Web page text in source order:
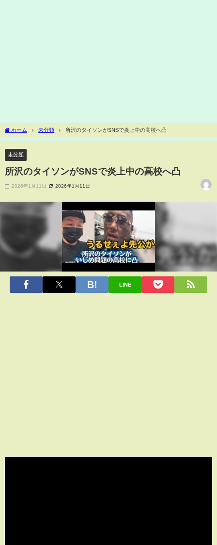
ホーム 未分類 所沢のタイソンがSNSで炎上中の高校へ凸
未分類
所沢のタイソンがSNSで炎上中の高校へ凸
2026年1月11日 2026年1月11日
LINE